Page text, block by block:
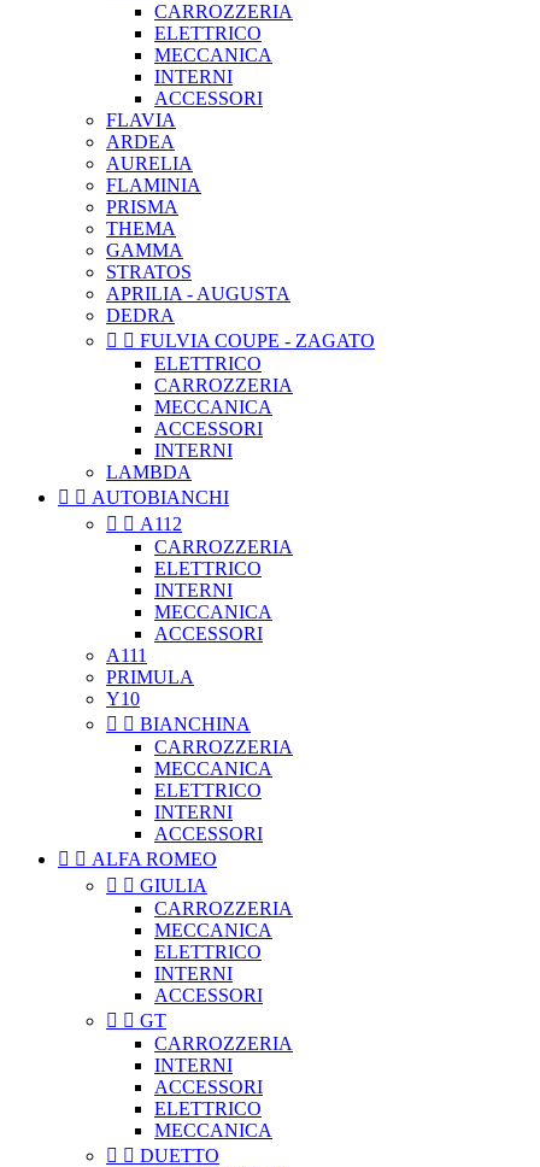
CARROZZERIA
ELETTRICO
MECCANICA
INTERNI
ACCESSORI
FLAVIA
ARDEA
AURELIA
FLAMINIA
PRISMA
THEMA
GAMMA
STRATOS
APRILIA - AUGUSTA
DEDRA
  FULVIA COUPE - ZAGATO
ELETTRICO
CARROZZERIA
MECCANICA
ACCESSORI
INTERNI
LAMBDA
  AUTOBIANCHI
  A112
CARROZZERIA
ELETTRICO
INTERNI
MECCANICA
ACCESSORI
A111
PRIMULA
Y10
  BIANCHINA
CARROZZERIA
MECCANICA
ELETTRICO
INTERNI
ACCESSORI
  ALFA ROMEO
  GIULIA
CARROZZERIA
MECCANICA
ELETTRICO
INTERNI
ACCESSORI
  GT
CARROZZERIA
INTERNI
ACCESSORI
ELETTRICO
MECCANICA
  DUETTO